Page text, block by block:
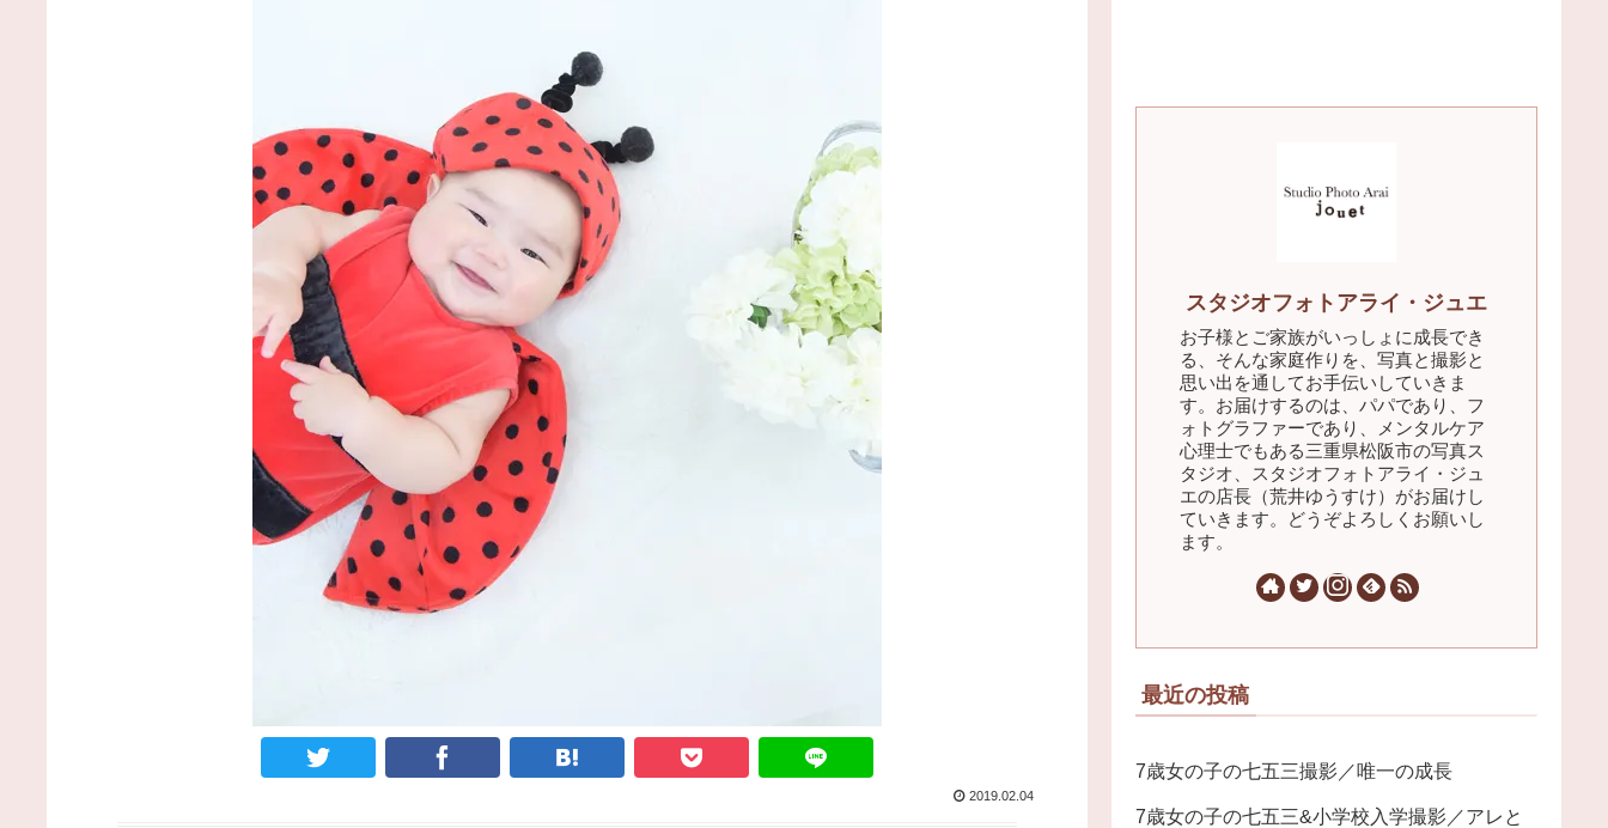
2019.02.04
スタジオフォトアライ・ジュエ
お子様とご家族がいっしょに成長でき
る、そんな家庭作りを、写真と撮影と
思い出を通してお手伝いしていきま
す。お届けするのは、パパであり、フ
ォトグラファーであり、メンタルケア
心理士でもある三重県松阪市の写真ス
タジオ、スタジオフォトアライ・ジュ
エの店長（荒井ゆうすけ）がお届けし
ていきます。どうぞよろしくお願いし
ます。
最近の投稿
7歳女の子の七五三撮影／唯一の成長
7歳女の子の七五三&小学校入学撮影／アレと